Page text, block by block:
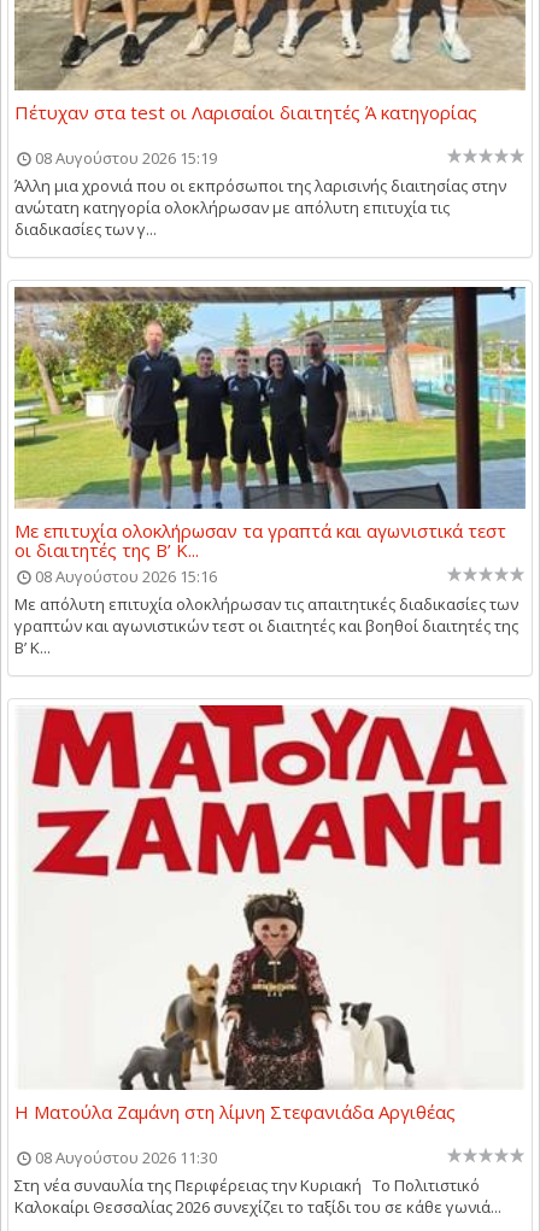
Πέτυχαν στα test οι Λαρισαίοι διαιτητές Ά κατηγορίας
08 Αυγούστου 2026 15:19
Άλλη μια χρονιά που οι εκπρόσωποι της λαρισινής διαιτησίας στην
ανώτατη κατηγορία ολοκλήρωσαν με απόλυτη επιτυχία τις
διαδικασίες των γ...
Με επιτυχία ολοκλήρωσαν τα γραπτά και αγωνιστικά τεστ
οι διαιτητές της Β’ Κ...
08 Αυγούστου 2026 15:16
Με απόλυτη επιτυχία ολοκλήρωσαν τις απαιτητικές διαδικασίες των
γραπτών και αγωνιστικών τεστ οι διαιτητές και βοηθοί διαιτητές της
Β’ Κ...
Η Ματούλα Ζαμάνη στη λίμνη Στεφανιάδα Αργιθέας
08 Αυγούστου 2026 11:30
Στη νέα συναυλία της Περιφέρειας την Κυριακή Το Πολιτιστικό
Καλοκαίρι Θεσσαλίας 2026 συνεχίζει το ταξίδι του σε κάθε γωνιά...